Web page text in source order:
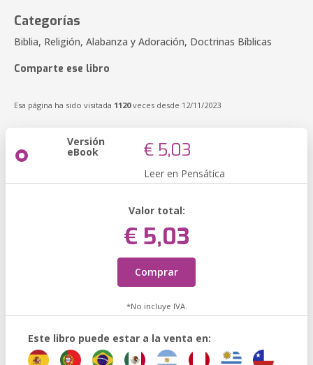
Categorías
Biblia, Religión, Alabanza y Adoración, Doctrinas Bíblicas
Comparte ese libro
Esa página ha sido visitada 1120veces desde 12/11/2023
Versión
eBook € 5,03
Leer en Pensática
Valor total:
€ 5,03
Comprar
*No incluye IVA.
Este libro puede estar a la venta en: